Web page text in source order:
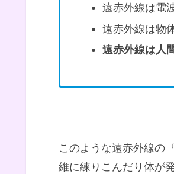
遠赤外線は電
遠赤外線は物
遠赤外線は人
このような遠赤外線の
維に練りこんだり体が